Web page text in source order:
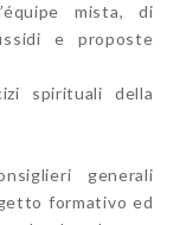
mista, di
e proposte
spirituali della
generali
formativo ed